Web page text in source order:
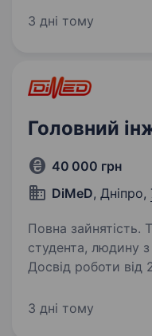
Європи.
3 дні тому
Головний
40 000 грн
DiMeD, Дніпро,
Повна зайнятість.
студента, людину з
Досвід роботи від
інженера
3 дні тому